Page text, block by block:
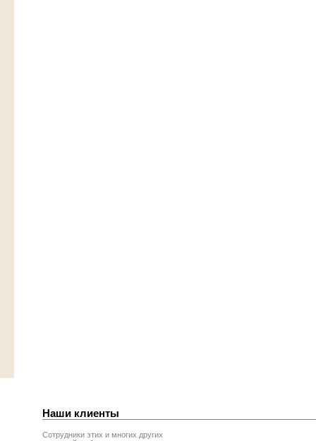
Наши клиенты
Сотрудники этих и многих других